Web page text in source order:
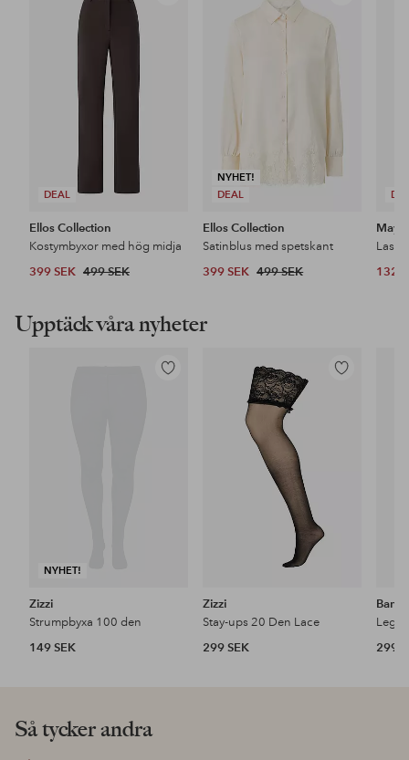
DEAL
Ellos Collection
Kostymbyxor med hög midja
399 SEK 499 SEK
NYHET!
DEAL
i
Ellos Collection
Satinblus med spetskant
399 SEK 499 SEK 132
Upptäck våra nyheter
NYHET!
Lägg
Zizzi
Strumpbyxa 100 den
149 SEK
Lägg
Zizzi
Stay-ups 20 Den Lace
299 SEK
299
Så tycker andra